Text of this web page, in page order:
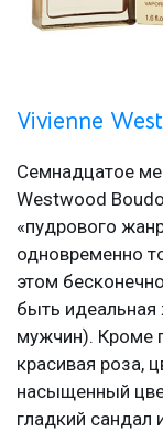
Vivienne
Семнадцатое
Westwood
«пудрового
одновременно
этом
быть идеальная
мужчин). Кроме
красивая роза,
насыщенный
гладкий сандал